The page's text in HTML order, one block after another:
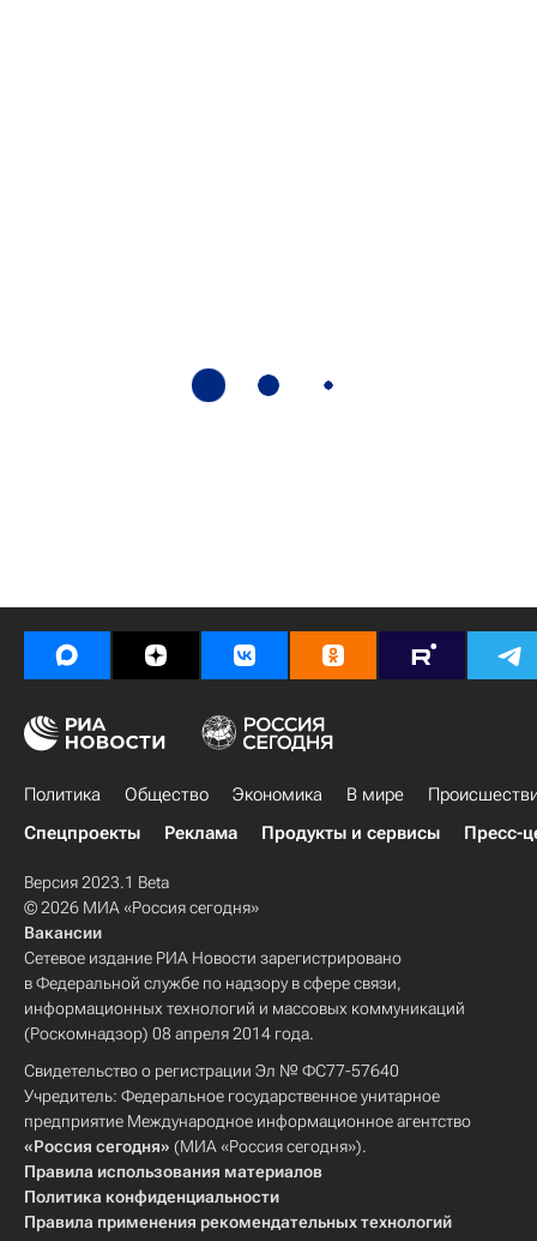
Политика Общество Экономика В мире
Спецпроекты
Реклама Продукты и сервисы Пресс-
Версия 2023.1 Beta
© 2026 МИА «Россия сегодня»
Вакансии
Сетевое издание РИА Новости зарегистрировано
в Федеральной службе по надзору в сфере связи,
информационных технологий и массовых коммуникаций
(Роскомнадзор) 08 апреля 2014 года.
Свидетельство о регистрации Эл № ФС77-57640
Учредитель: Федеральное государственное унитарное
предприятие Международное информационное агентство
«Россия сегодня» (МИА «Россия сегодня»).
Правила использования материалов
Политика конфиденциальности
Правила применения рекомендательных технологий